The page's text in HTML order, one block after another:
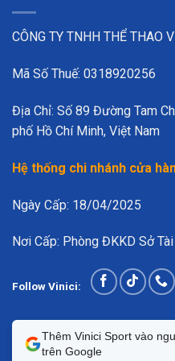
CÔNG TY TNHH THỂ THAO
Mã Số Thuế: 0318920256
Địa Chỉ: Số 89 Đường Tam
phố Hồ Chí Minh, Việt Nam
Hệ thống chi nhánh cửa
Ngày Cấp: 18/04/2025
Nơi Cấp: Phòng ĐKKD Sở
Follow Vinici:
Thêm Vinici Sport vào
trên Google